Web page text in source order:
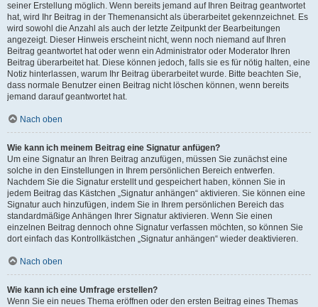
seiner Erstellung möglich. Wenn bereits jemand auf Ihren Beitrag geantwortet
hat, wird Ihr Beitrag in der Themenansicht als überarbeitet gekennzeichnet. Es
wird sowohl die Anzahl als auch der letzte Zeitpunkt der Bearbeitungen
angezeigt. Dieser Hinweis erscheint nicht, wenn noch niemand auf Ihren
Beitrag geantwortet hat oder wenn ein Administrator oder Moderator Ihren
Beitrag überarbeitet hat. Diese können jedoch, falls sie es für nötig halten, eine
Notiz hinterlassen, warum Ihr Beitrag überarbeitet wurde. Bitte beachten Sie,
dass normale Benutzer einen Beitrag nicht löschen können, wenn bereits
jemand darauf geantwortet hat.
Nach oben
Wie kann ich meinem Beitrag eine Signatur anfügen?
Um eine Signatur an Ihren Beitrag anzufügen, müssen Sie zunächst eine
solche in den Einstellungen in Ihrem persönlichen Bereich entwerfen.
Nachdem Sie die Signatur erstellt und gespeichert haben, können Sie in
jedem Beitrag das Kästchen „Signatur anhängen“ aktivieren. Sie können eine
Signatur auch hinzufügen, indem Sie in Ihrem persönlichen Bereich das
standardmäßige Anhängen Ihrer Signatur aktivieren. Wenn Sie einen
einzelnen Beitrag dennoch ohne Signatur verfassen möchten, so können Sie
dort einfach das Kontrollkästchen „Signatur anhängen“ wieder deaktivieren.
Nach oben
Wie kann ich eine Umfrage erstellen?
Wenn Sie ein neues Thema eröffnen oder den ersten Beitrag eines Themas